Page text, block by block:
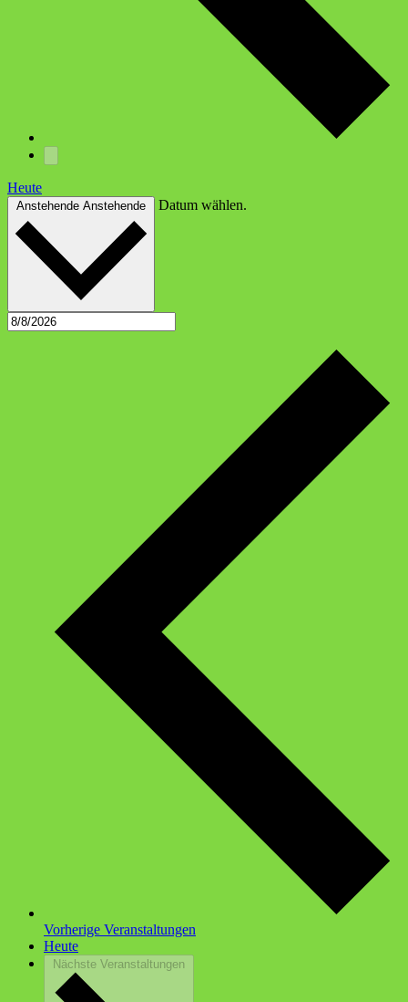
Heute
Anstehende Anstehende Datum wählen.
Vorherige Veranstaltungen
Heute
Nächste Veranstaltungen